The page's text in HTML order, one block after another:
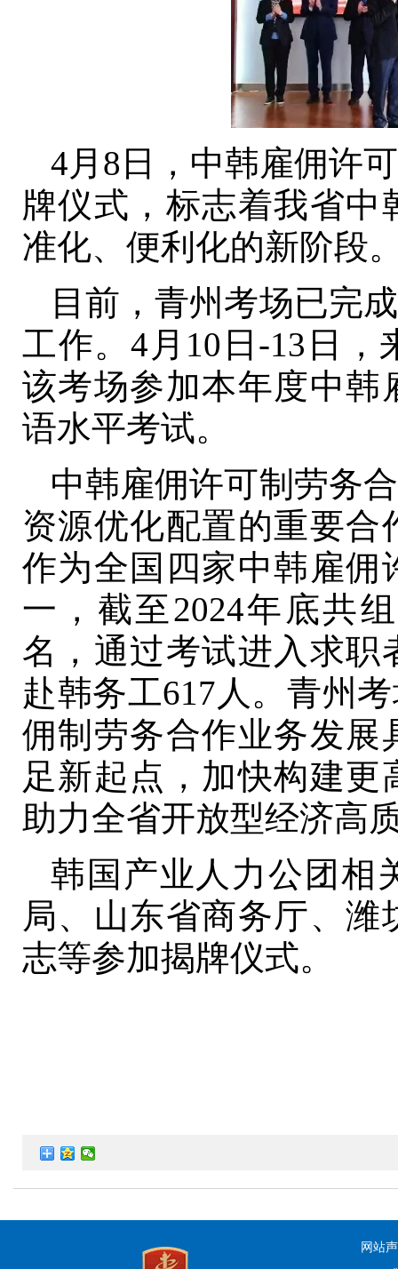
4月8日，中韩雇佣许
牌仪式，标志着我省
准化、便利化的新阶段
目前，青州考场已完
工作。4月10日-13日，
该考场参加本年度中韩
语水平考试。
中韩雇佣许可制劳务
资源优化配置的重要
作为全国四家中韩雇佣
一，截至2024年底共
名，通过考试进入求职
赴韩务工617人。青州
佣制劳务合作业务发展
足新起点，加快构建
助力全省开放型经济高
韩国产业人力公团相
局、山东省商务厅、
志等参加揭牌仪式。
网站